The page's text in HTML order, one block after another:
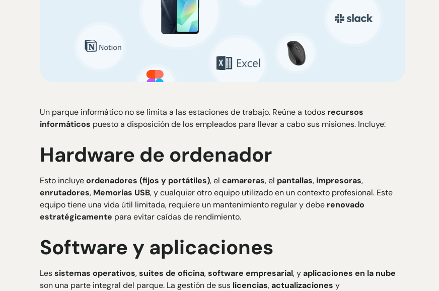
Un parque informático no se limita a las estaciones de trabajo. Reúne a todos recursos
informáticos puesto a disposición de los empleados para llevar a cabo sus misiones. Incluye:
Hardware de ordenador
Esto incluyeordenadores (fijos y portátiles), el camareras, el pantallas, impresoras,
enrutadores, Memorias USB, y cualquier otro equipo utilizado en un contexto profesional. Este
equipo tiene una vida útil limitada, requiere un mantenimiento regular y debe renovado
estratégicamente para evitar caídas de rendimiento.
Software y aplicaciones
Lessistemas operativos,suites de oficina,software empresarial, yaplicaciones en la nube
son una parte integral del parque. La gestión de sus licencias,actualizaciones y